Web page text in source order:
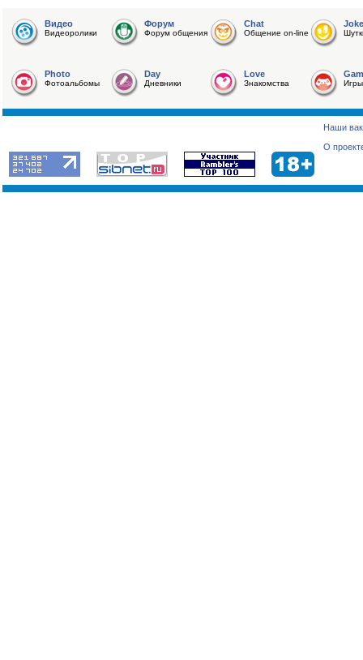
Видео
Видеоролики
Форум
Форум общения
Chat
Общение on-line
Joke
Photo
Фотоальбомы
Day
Дневники
Love
Знакомства Игры
Наши
О